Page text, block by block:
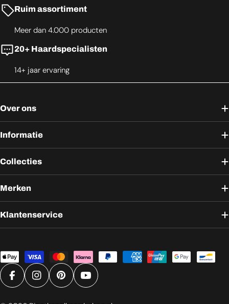
Ruim assortiment
Meer dan 4.000 producten
20+ Haardspecialisten
14+ jaar ervaring
Over ons
Informatie
Collecties
Merken
Klantenservice
Betaalmethoden
FacebookInstagramPinterestYouTube